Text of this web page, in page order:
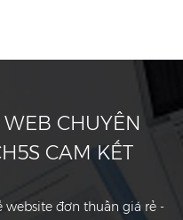
CHUYÊN
CAM KẾT
đơn thuần giá rẻ -